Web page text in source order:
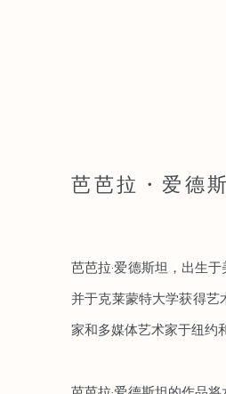
芭芭拉・爱德
芭芭拉·爱德斯坦，出生
并于克莱蒙特大学获得艺
家和多媒体艺术家于纽约